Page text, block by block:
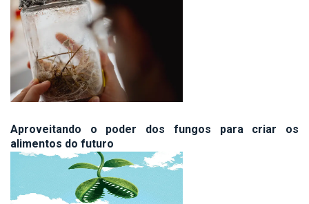
Aproveitando o poder dos fungos para criar os
alimentos do futuro